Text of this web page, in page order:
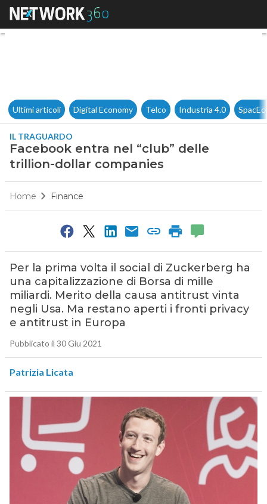
Facebook entra nel “club”
Ultimi articoli Digital Economy Telco Industria 4.0
IL TRAGUARDO
Facebook entra nel “club” delle
trillion-dollar companies
Home Finance
Per la prima volta il social di Zuckerberg ha
una capitalizzazione di Borsa di mille
miliardi. Merito della causa antitrust vinta
negli Usa. Ma restano aperti i fronti privacy
e antitrust in Europa
Pubblicato il 30 Giu 2021
Patrizia Licata